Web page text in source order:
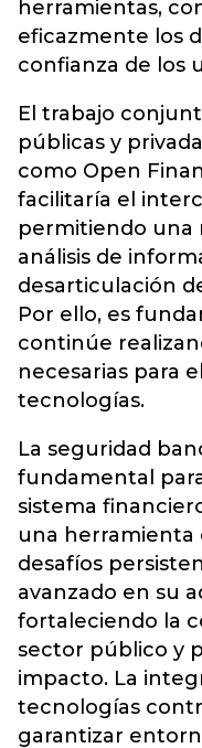
herramientas,
eficazmente los
confianza de los
El trabajo
públicas y
como Open
facilitaría el
permitiendo una
análisis de
desarticulación
Por ello, es
continúe
necesarias para
tecnologías.
La seguridad
fundamental
sistema
una herramienta
desafíos
avanzado en su
fortaleciendo la
sector público y
impacto. La
tecnologías
garantizar